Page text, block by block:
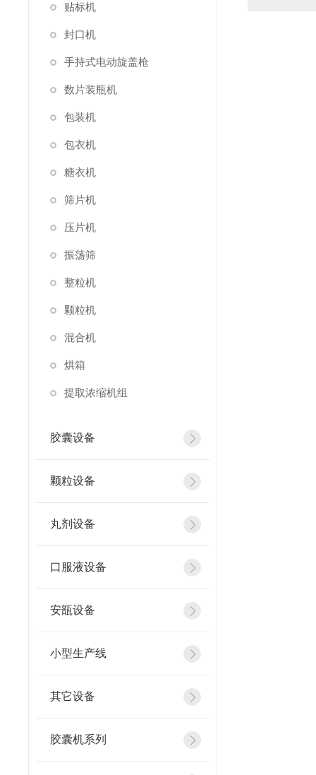
贴标机
封口机
手持式电动旋盖枪
数片装瓶机
包装机
包衣机
糖衣机
筛片机
压片机
振荡筛
整粒机
颗粒机
混合机
烘箱
提取浓缩机组
胶囊设备
颗粒设备
丸剂设备
口服液设备
安瓿设备
小型生产线
其它设备
胶囊机系列